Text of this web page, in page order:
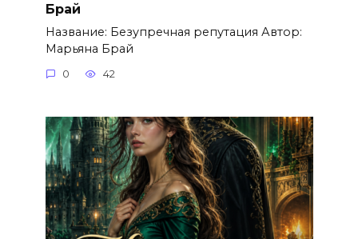
Брай
Название: Безупречная репутация Автор:
Марьяна Брай
0 42